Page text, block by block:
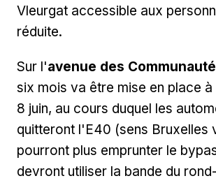
Vleurgat accessible aux
réduite.
Sur l'avenue des
six mois va être mise en place
8 juin, au cours duquel les
quitteront l'E40 (sens Bruxelles
pourront plus emprunter le
devront utiliser la bande du